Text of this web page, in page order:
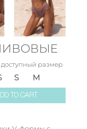
размер
M
S
TO CART